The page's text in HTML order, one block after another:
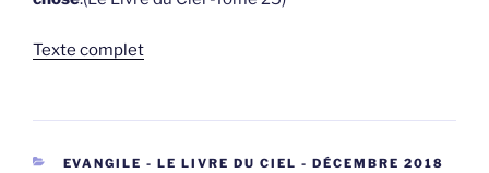
Texte complet
CATEGORIEËN
EVANGILE - LE LIVRE DU CIEL - DÉCEMBRE 2018